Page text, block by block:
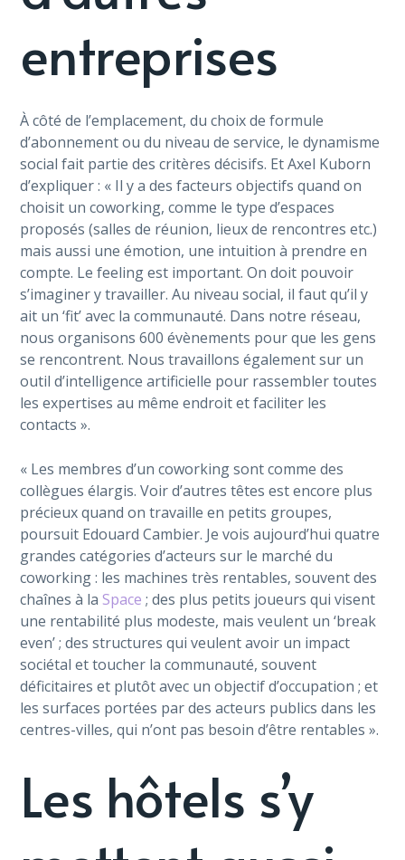
entreprises
À côté de l’emplacement, du choix de formule
d’abonnement ou du niveau de service, le dynamisme
social fait partie des critères décisifs. Et Axel Kuborn
d’expliquer : « Il y a des facteurs objectifs quand on
choisit un coworking, comme le type d’espaces
proposés (salles de réunion, lieux de rencontres etc.)
mais aussi une émotion, une intuition à prendre en
compte. Le feeling est important. On doit pouvoir
s’imaginer y travailler. Au niveau social, il faut qu’il y
ait un ‘fit’ avec la communauté. Dans notre réseau,
nous organisons 600 évènements pour que les gens
se rencontrent. Nous travaillons également sur un
outil d’intelligence artificielle pour rassembler toutes
les expertises au même endroit et faciliter les
contacts ».
« Les membres d’un coworking sont comme des
collègues élargis. Voir d’autres têtes est encore plus
précieux quand on travaille en petits groupes,
poursuit Edouard Cambier. Je vois aujourd’hui quatre
grandes catégories d’acteurs sur le marché du
coworking : les machines très rentables, souvent des
chaînes à la Space ; des plus petits joueurs qui visent
une rentabilité plus modeste, mais veulent un ‘break
even’ ; des structures qui veulent avoir un impact
sociétal et toucher la communauté, souvent
déficitaires et plutôt avec un objectif d’occupation ; et
les surfaces portées par des acteurs publics dans les
centres-villes, qui n’ont pas besoin d’être rentables ».
Les hôtels s’y